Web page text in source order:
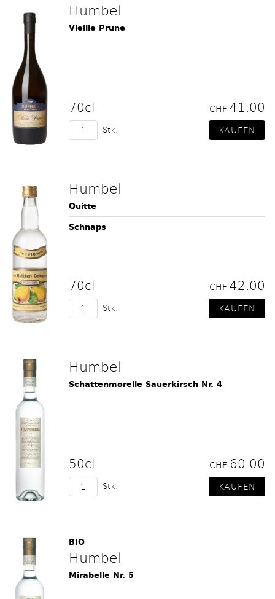
Humbel
Vieille Prune
70cl CHF 41.00
Stk.
Humbel
Quitte
Schnaps
70cl CHF 42.00
Stk.
Humbel
Schattenmorelle Sauerkirsch Nr. 4
50cl CHF 60.00
Stk.
BIO
Humbel
Mirabelle Nr. 5